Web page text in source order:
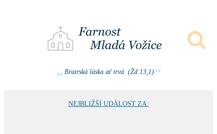
Bratrská láska ať trvá. (Žd 13,1)
NEJBLIŽŠÍ UDÁLOST ZA: